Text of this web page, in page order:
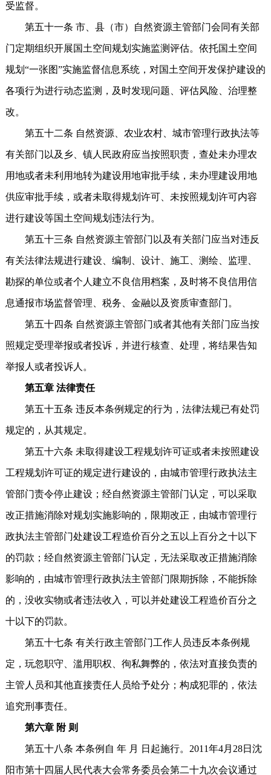
受监督。
第五十一条 市、县（市）自然资源主管部门会同有关部
门定期组织开展国土空间规划实施监测评估。依托国土空间
规划“一张图”实施监督信息系统，对国土空间开发保护建设的
各项行为进行动态监测，及时发现问题、评估风险、治理整
改。
第五十二条 自然资源、农业农村、城市管理行政执法等
有关部门以及乡、镇人民政府应当按照职责，查处未办理农
用地或者未利用地转为建设用地审批手续，未办理建设用地
供应审批手续，或者未取得规划许可、未按照规划许可内容
进行建设等国土空间规划违法行为。
第五十三条 自然资源主管部门以及有关部门应当对违反
有关法律法规进行建设、编制、设计、施工、测绘、监理、
勘探的单位或者个人建立不良信用档案，及时将不良信用信
息通报市场监督管理、税务、金融以及资质审查部门。
第五十四条 自然资源主管部门或者其他有关部门应当按
照规定受理举报或者投诉，并进行核查、处理，将结果告知
举报人或者投诉人。
第五章 法律责任
第五十五条 违反本条例规定的行为，法律法规已有处罚
规定的，从其规定。
第五十六条 未取得建设工程规划许可证或者未按照建设
工程规划许可证的规定进行建设的，由城市管理行政执法主
管部门责令停止建设；经自然资源主管部门认定，可以采取
改正措施消除对规划实施影响的，限期改正，由城市管理行
政执法主管部门处建设工程造价百分之五以上百分之十以下
的罚款；经自然资源主管部门认定，无法采取改正措施消除
影响的，由城市管理行政执法主管部门限期拆除，不能拆除
的，没收实物或者违法收入，可以并处建设工程造价百分之
十以下的罚款。
第五十七条 有关行政主管部门工作人员违反本条例规
定，玩忽职守、滥用职权、徇私舞弊的，依法对直接负责的
主管人员和其他直接责任人员给予处分；构成犯罪的，依法
追究刑事责任。
第六章 附 则
第五十八条 本条例自 年 月 日起施行。2011年4月28日沈
阳市第十四届人民代表大会常务委员会第二十九次会议通过